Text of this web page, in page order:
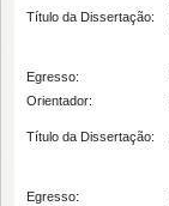
Título da Dissertação:
Egresso:
Orientador:
Título da Dissertação:
Egresso: